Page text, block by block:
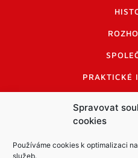
Spravovat
cookies
Používáme cookies k optimalizaci
služeb.
PRAKTICKÉ
INFORMACE A
LOGO A